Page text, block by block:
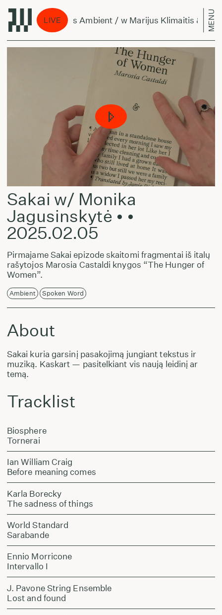
LIVE
Per Amžius Ambient / w Marijus Klimaitis & Bellis
MENU
Sakai w/ Monika
Jagusinskytė • •
2025.02.05
Pirmajame Sakai epizode skaitomi fragmentai iš italų
rašytojos Marosia Castaldi knygos “The Hunger of
Women”.
Ambient Spoken Word
About
Sakai kuria garsinį pasakojimą jungiant tekstus ir
muziką. Kaskart — pasitelkiant vis naują leidinį ar
temą.
Tracklist
Biosphere
Tornerai
Ian William Craig
Before meaning comes
Karla Borecky
The sadness of things
World Standard
Sarabande
Ennio Morricone
Intervallo I
J. Pavone String Ensemble
Lost and found